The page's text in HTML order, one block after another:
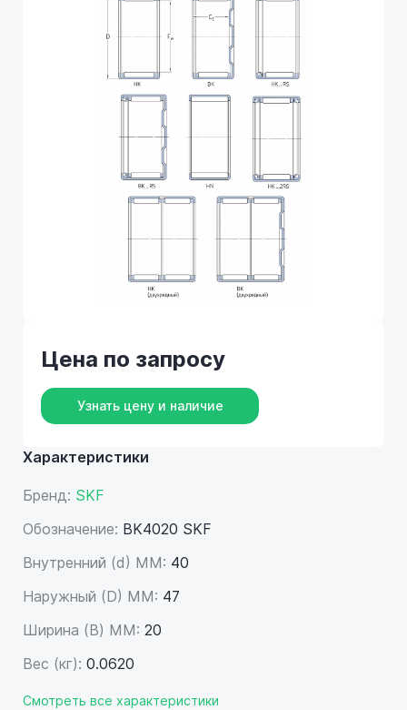
Характеристики
Бренд: SKF
Обозначение: BK4020 SKF
Внутренний (d) ММ: 40
Наружный (D) ММ: 47
Ширина (B) MM: 20
Вес (кг): 0.0620
Смотреть все характеристики
Цена по запросу
Узнать цену и наличие